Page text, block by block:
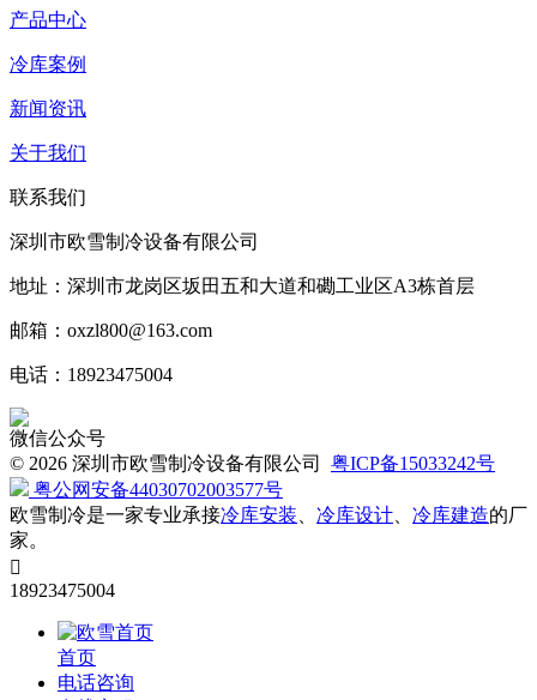
产品中心
冷库案例
新闻资讯
关于我们
联系我们
深圳市欧雪制冷设备有限公司
地址：深圳市龙岗区坂田五和大道和磡工业区A3栋首层
邮箱：oxzl800@163.com
电话：18923475004
微信公众号
© 2026 深圳市欧雪制冷设备有限公司 粤ICP备15033242号
粤公网安备44030702003577号
欧雪制冷是一家专业承接冷库安装 冷库设计 冷库建造的厂
家。

18923475004
首页
电话咨询